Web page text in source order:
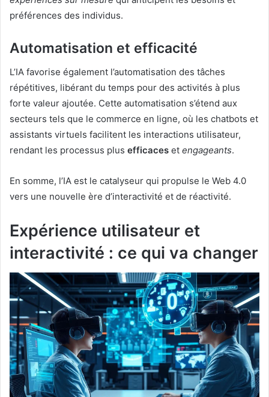
préférences des individus.
Automatisation et efficacité
L’IA favorise également l’automatisation des tâches
répétitives, libérant du temps pour des activités à plus
forte valeur ajoutée. Cette automatisation s’étend aux
secteurs tels que le commerce en ligne, où les chatbots et
assistants virtuels facilitent les interactions utilisateur,
rendant les processus plus efficaces et engageants.
En somme, l’IA est le catalyseur qui propulse le Web 4.0
vers une nouvelle ère d’interactivité et de réactivité.
Expérience utilisateur et
interactivité : ce qui va changer